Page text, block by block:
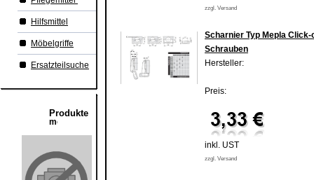
Hilfsmittel
Möbelgriffe
Ersatzteilsuche
Produkte
zzgl. Versand
Scharnier Typ Mepla
Schrauben
Hersteller:
Preis:
inkl. UST
zzgl. Versand